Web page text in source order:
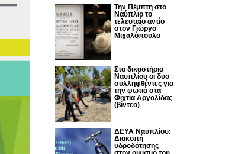
Την Πέμπτη στο
Ναύπλιο το
τελευταίο αντίο
στον Γιώργο
Μιχαλόπουλο
Στα δικαστήρια
Ναυπλίου οι δυο
συλληφθέντες για
την φωτιά στα
Φίχτια Αργολίδας
(βίντεο)
ΔΕΥΑ Ναυπλίου:
Διακοπή
υδροδότησης